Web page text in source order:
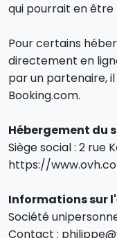
qui pourrait en
Pour certains
directement en
par un partenaire,
Booking.com.
Hébergement du
Siège social : 2 rue
https://
Informations sur
Société
Contact :